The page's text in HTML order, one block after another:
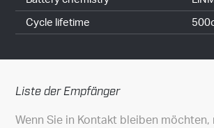
Cycle lifetime
Liste der Empfänger
Wenn Sie in Kontakt bleiben möchten,